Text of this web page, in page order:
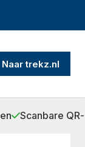
Naar trekz.nl
Scanbare